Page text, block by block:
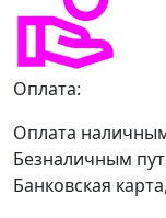
Оплата:
Оплата
Безналичным
Банковская